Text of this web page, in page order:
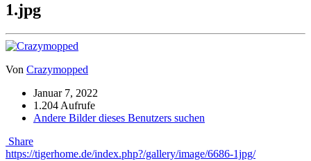
1.jpg
Von Crazymopped
Januar 7, 2022
1.204 Aufrufe
Andere Bilder dieses Benutzers suchen
Share
https://tigerhome.de/index.php?/gallery/image/6686-1jpg/